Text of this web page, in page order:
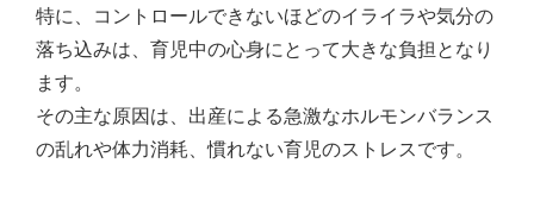
特に、コントロールできないほどのイライラや気分の
落ち込みは、育児中の心身にとって大きな負担となり
ます。
その主な原因は、出産による急激なホルモンバランス
の乱れや体力消耗、慣れない育児のストレスです。